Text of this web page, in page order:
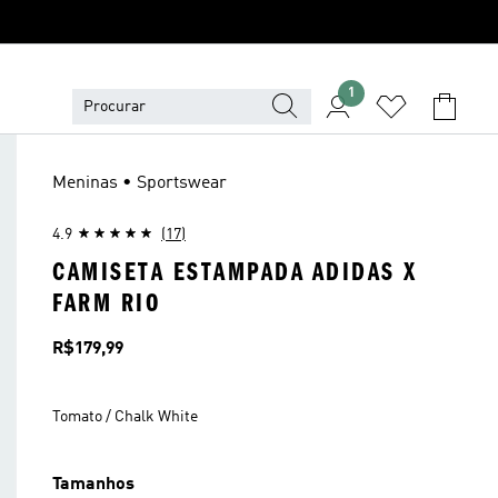
1
Meninas • Sportswear
4.9 (17)
CAMISETA ESTAMPADA ADIDAS X
FARM RIO
Preço
R$179,99
Tomato / Chalk White
Tamanhos